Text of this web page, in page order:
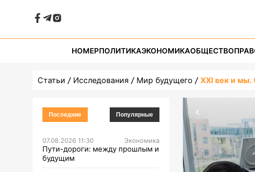
НОМЕРПОЛИТИКАЭКОНОМИКАОБЩЕСТВО
Статьи Исследования Мир будущего XXI век и мы.
Последние Популярные
07.08.2026 11:30 Экономика
Пути-дороги: между прошлым и
будущим